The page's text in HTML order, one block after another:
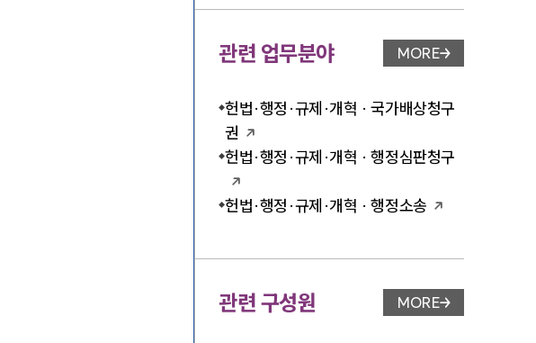
관련 업무분야 업무분야 페이지 이
MORE
헌법·행정·규제·개혁 · 국가배상청구
권
헌법·행정·규제·개혁 · 행정심판청구
헌법·행정·규제·개혁 · 행정소송
관련 구성원 변호사 페이지 이동
MORE